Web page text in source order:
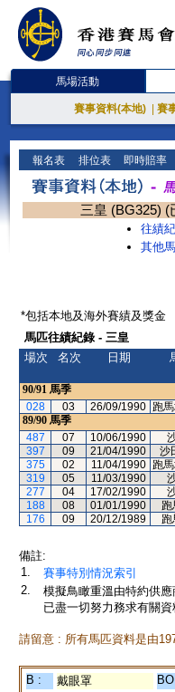
馬場活動
賽事資料(本地) 賽
報名表 排位表 即時賠率
三皇 (BG325) (
往績
其他
*包括本地及海外賽績及獎金
馬匹往績紀錄 - 三皇
場次
名次 日期
90/91 馬季
028
03 26/09/1990 跑
89/90 馬季
487
07 10/06/1990
397
09 21/04/1990 沙
375
02 11/04/1990 跑
319
05 11/03/1990
277
04 17/02/1990
188
08 01/01/1990 跑
176
09 20/12/1989 跑
備註:
1.
賽事特別情況索引
2.
模擬鳥瞰重溫由特約供
已盡一切努力務求有關
請留意 : 所有馬匹資料是由
B : 戴眼罩